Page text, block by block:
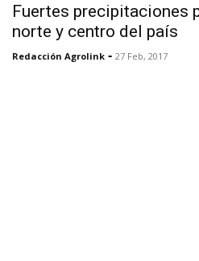
Fuertes precipitaciones
norte y centro del país
Redacción Agrolink - 27 Feb, 2017